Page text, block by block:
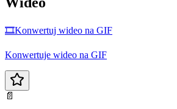
🎞️Konwertuj wideo na GIF
Konwertuje wideo na GIF
📄